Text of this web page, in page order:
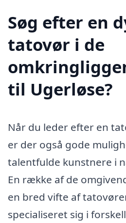
Søg efter en
tatovør i de
til Ugerløse?
Når du leder efter en
er der også gode
talentfulde kunstnere i
En række af de
en bred vifte af
specialiseret sig i